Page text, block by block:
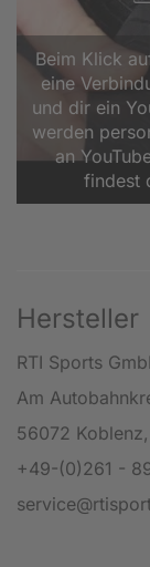
Beim Klick
eine
und dir ein
werden
an
findest
Hersteller
RTI Sports
Am
56072
+49-(0)261 -